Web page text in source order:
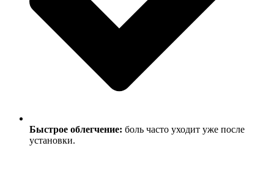
Быстрое облегчение: боль часто уходит уже после
установки.